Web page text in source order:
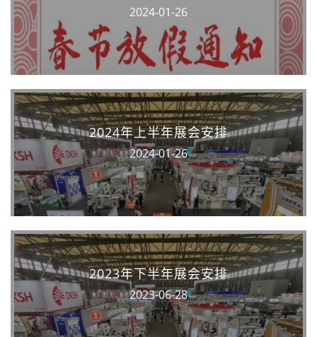
2024-01-26
2024年上半年展会安排
2024-01-26
2023年下半年展会安排
2023-06-28